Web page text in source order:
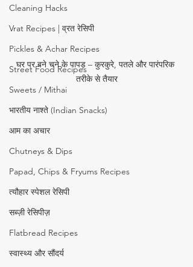
Cleaning Hacks
Vrat Recipes | व्रत रेसिपी
Pickles & Achar Recipes
Street Food Recipes
Sweets / Mithai
भारतीय नाश्ते (Indian Snacks)
आम का अचार
Chutneys & Dips
Papad, Chips & Fryums Recipes
त्यौहार स्पेशल रेसिपी
सब्ज़ी रेसिपीज़
Flatbread Recipes
स्वास्थ्य और सौंदर्य
घर पर बने चने के पापड़ – कुरकुरे, पतले और पारंपरिक
तरीके से तैयार